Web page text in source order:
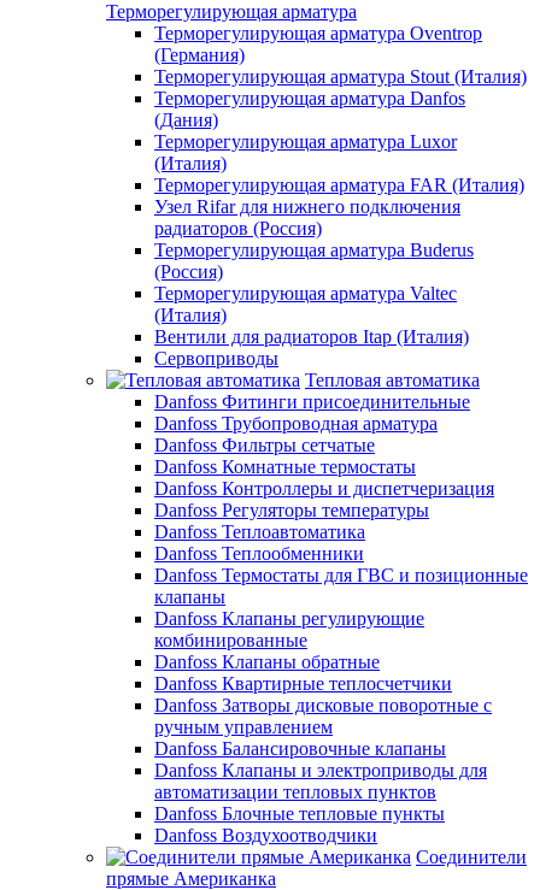
Терморегулирующая арматура
Терморегулирующая арматура Oventrop
(Германия)
Терморегулирующая арматура Stout (Италия)
Терморегулирующая арматура Danfos
(Дания)
Терморегулирующая арматура Luxor
(Италия)
Терморегулирующая арматура FAR (Италия)
Узел Rifar для нижнего подключения
радиаторов (Россия)
Терморегулирующая арматура Buderus
(Россия)
Терморегулирующая арматура Valtec
(Италия)
Вентили для радиаторов Itap (Италия)
Сервоприводы
Тепловая автоматика
Danfoss Фитинги присоединительные
Danfoss Трубопроводная арматура
Danfoss Фильтры сетчатые
Danfoss Комнатные термостаты
Danfoss Контроллеры и диспетчеризация
Danfoss Регуляторы температуры
Danfoss Теплоавтоматика
Danfoss Теплообменники
Danfoss Термостаты для ГВС и позиционные
клапаны
Danfoss Клапаны регулирующие
комбинированные
Danfoss Клапаны обратные
Danfoss Квартирные теплосчетчики
Danfoss Затворы дисковые поворотные с
ручным управлением
Danfoss Балансировочные клапаны
Danfoss Клапаны и электроприводы для
автоматизации тепловых пунктов
Danfoss Блочные тепловые пункты
Danfoss Воздухоотводчики
Соединители
прямые Американка